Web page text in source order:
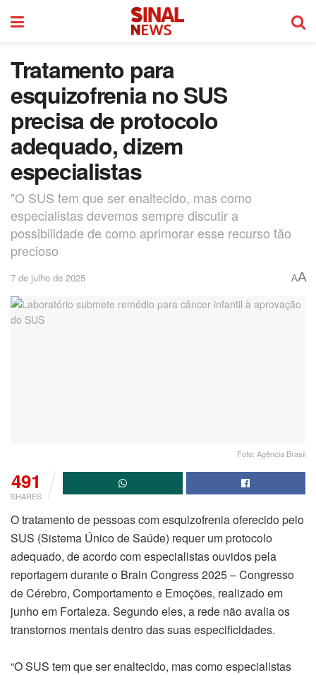
Tratamento para
esquizofrenia no SUS
precisa de protocolo
adequado, dizem
especialistas
"O SUS tem que ser enaltecido, mas como
especialistas devemos sempre discutir a
possibilidade de como aprimorar esse recurso tão
precioso
7 de julho de 2025 AA
Foto: Agência Brasil
491
SHARES
O tratamento de pessoas com esquizofrenia oferecido pelo
SUS (Sistema Único de Saúde) requer um protocolo
adequado, de acordo com especialistas ouvidos pela
reportagem durante o Brain Congress 2025 – Congresso
de Cérebro, Comportamento e Emoções, realizado em
junho em Fortaleza. Segundo eles, a rede não avalia os
transtornos mentais dentro das suas especificidades.
“O SUS tem que ser enaltecido, mas como especialistas